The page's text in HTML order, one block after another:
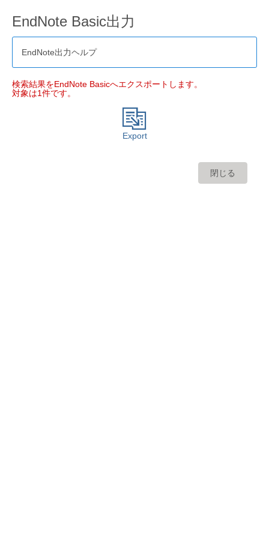
EndNote Basic出力
EndNote出力ヘルプ
検索結果をEndNote Basicへエクスポートします。
対象は1件です。
Export